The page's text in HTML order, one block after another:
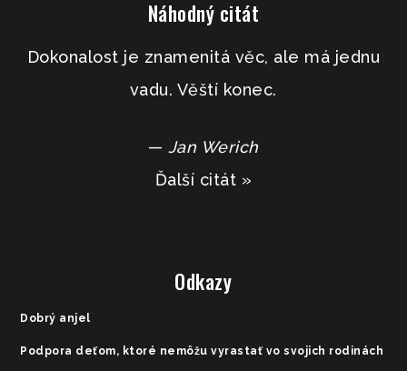
Náhodný citát
Dokonalost je znamenitá věc, ale má jednu
vadu. Věští konec.
— Jan Werich
Ďalší citát »
Odkazy
Dobrý anjel
Podpora deťom, ktoré nemôžu vyrastať vo svojich rodinách